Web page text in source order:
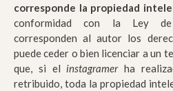
corresponde la propiedad
conformidad con la Ley de
corresponden al autor los
puede ceder o bien licenciar a un
que, si el instagramerha
retribuido, toda la propiedad